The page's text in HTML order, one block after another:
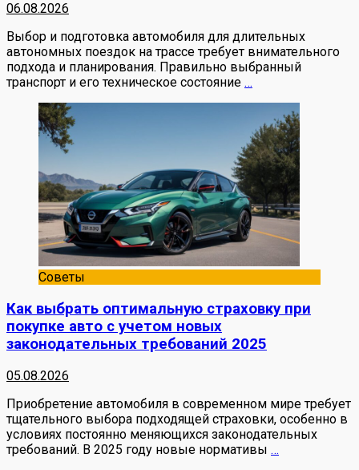
06.08.2026
Выбор и подготовка автомобиля для длительных
автономных поездок на трассе требует внимательного
подхода и планирования. Правильно выбранный
транспорт и его техническое состояние …
Советы
Как выбрать оптимальную страховку при
покупке авто с учетом новых
законодательных требований 2025
05.08.2026
Приобретение автомобиля в современном мире требует
тщательного выбора подходящей страховки, особенно в
условиях постоянно меняющихся законодательных
требований. В 2025 году новые нормативы …